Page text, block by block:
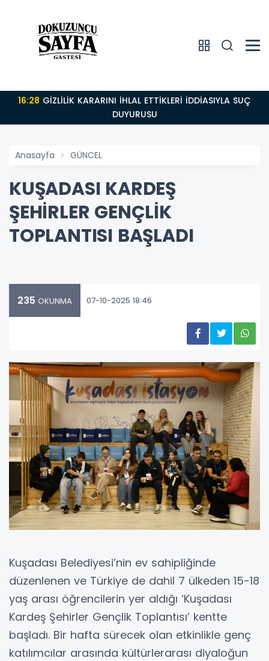
16:28
DUYURUSU
Anasayfa GÜNCEL
KUŞADASI KARDEŞ
ŞEHİRLER GENÇLİK
TOPLANTISI BAŞLADI
235 OKUNMA 07-10-2025 18:46
Kuşadası Belediyesi’nin ev sahipliğinde
düzenlenen ve Türkiye de dahil 7 ülkeden 15-18
yaş arası öğrencilerin yer aldığı ‘Kuşadası
Kardeş Şehirler Gençlik Toplantısı’ kentte
başladı. Bir hafta sürecek olan etkinlikle genç
katılımcılar arasında kültürlerarası diyaloğun